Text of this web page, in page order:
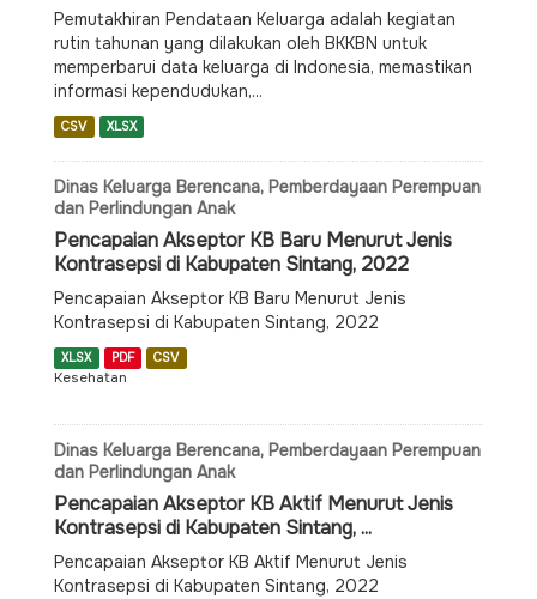
Pemutakhiran Pendataan Keluarga adalah kegiatan
rutin tahunan yang dilakukan oleh BKKBN untuk
memperbarui data keluarga di Indonesia, memastikan
informasi kependudukan,...
CSV XLSX
Dinas Keluarga Berencana, Pemberdayaan Perempuan
dan Perlindungan Anak
Pencapaian Akseptor KB Baru Menurut Jenis
Kontrasepsi di Kabupaten Sintang, 2022
Pencapaian Akseptor KB Baru Menurut Jenis
Kontrasepsi di Kabupaten Sintang, 2022
XLSX PDF CSV
Kesehatan
Dinas Keluarga Berencana, Pemberdayaan Perempuan
dan Perlindungan Anak
Pencapaian Akseptor KB Aktif Menurut Jenis
Kontrasepsi di Kabupaten Sintang, ...
Pencapaian Akseptor KB Aktif Menurut Jenis
Kontrasepsi di Kabupaten Sintang, 2022